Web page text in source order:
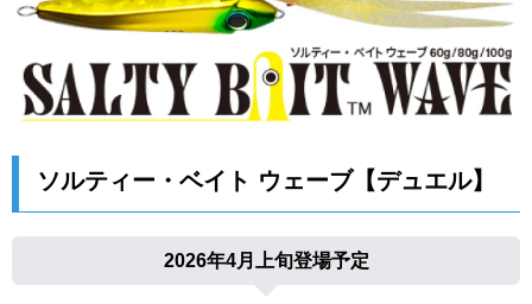
ソルティー・ベイト ウェーブ【デュエル】
2026年4月上旬登場予定